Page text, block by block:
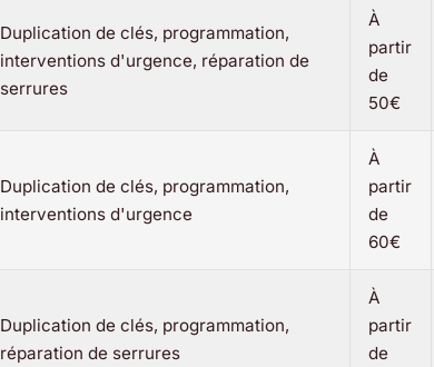
Duplication de clés, programmation,
interventions d'urgence, réparation de
serrures
À
partir
de
50€
Duplication de clés, programmation,
interventions d'urgence
À
partir
de
60€
Duplication de clés, programmation,
réparation de serrures
À
partir
de